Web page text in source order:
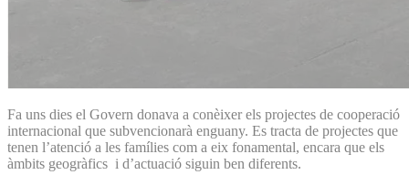
Fa uns dies el Govern donava a conèixer els projectes de cooperació
internacional que subvencionarà enguany. Es tracta de projectes que
tenen l’atenció a les famílies com a eix fonamental, encara que els
àmbits geogràfics i d’actuació siguin ben diferents.